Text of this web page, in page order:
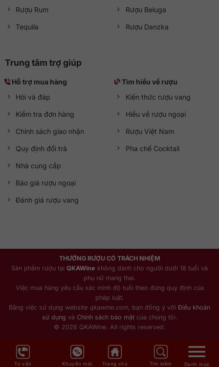
Rượu Rum
Tequila
Rượu Beluga
Rượu Danzka
Trung tâm trợ giúp
Hỗ trợ mua hàng
Hỏi và đáp
Kiểm tra đơn hàng
Chính sách giao nhận
Quy định đổi trả
Nhà cung cấp
Báo giá rượu ngoại
Đánh giá rượu vang
Tìm hiểu về rượu
Kiến thức rượu vang
Hiểu về rượu ngoại
Rượu Việt Nam
Pha chế Cocktail
THƯỞNG RƯỢU CÓ TRÁCH NHIỆM
Sản phẩm rượu tại QKAWine không dành cho người dưới 18 tuổi và
phụ nữ mang thai.
Việc mua hàng yêu cầu xác minh độ tuổi theo đúng quy định của
pháp luật.
Bằng việc sử dụng website qkawine.com , bạn đồng ý với Điều khoản
sử dụng và Chính sách bảo mậtcủa chúng tôi.
© 2026 QKAWine. All rights reserved.
Tư vấn Khuyến mãi Trang chủ Tìm kiếm Danh mục